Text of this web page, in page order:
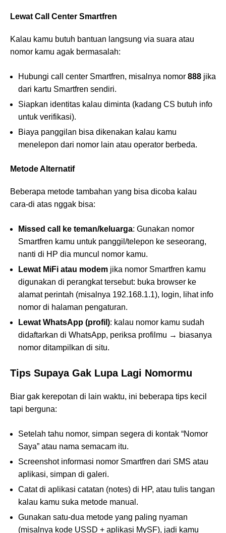
Lewat Call Center Smartfren
Kalau kamu butuh bantuan langsung via suara atau
nomor kamu agak bermasalah:
Hubungi call center Smartfren, misalnya nomor 888 jika
dari kartu Smartfren sendiri.
Siapkan identitas kalau diminta (kadang CS butuh info
untuk verifikasi).
Biaya panggilan bisa dikenakan kalau kamu
menelepon dari nomor lain atau operator berbeda.
Metode Alternatif
Beberapa metode tambahan yang bisa dicoba kalau
cara-di atas nggak bisa:
Missed call ke teman/keluarga: Gunakan nomor
Smartfren kamu untuk panggil/telepon ke seseorang,
nanti di HP dia muncul nomor kamu.
Lewat MiFi atau modem jika nomor Smartfren kamu
digunakan di perangkat tersebut: buka browser ke
alamat perintah (misalnya 192.168.1.1), login, lihat info
nomor di halaman pengaturan.
Lewat WhatsApp (profil): kalau nomor kamu sudah
didaftarkan di WhatsApp, periksa profilmu → biasanya
nomor ditampilkan di situ.
Tips Supaya Gak Lupa Lagi Nomormu
Biar gak kerepotan di lain waktu, ini beberapa tips kecil
tapi berguna:
Setelah tahu nomor, simpan segera di kontak “Nomor
Saya” atau nama semacam itu.
Screenshot informasi nomor Smartfren dari SMS atau
aplikasi, simpan di galeri.
Catat di aplikasi catatan (notes) di HP, atau tulis tangan
kalau kamu suka metode manual.
Gunakan satu-dua metode yang paling nyaman
(misalnya kode USSD + aplikasi MySF), jadi kamu